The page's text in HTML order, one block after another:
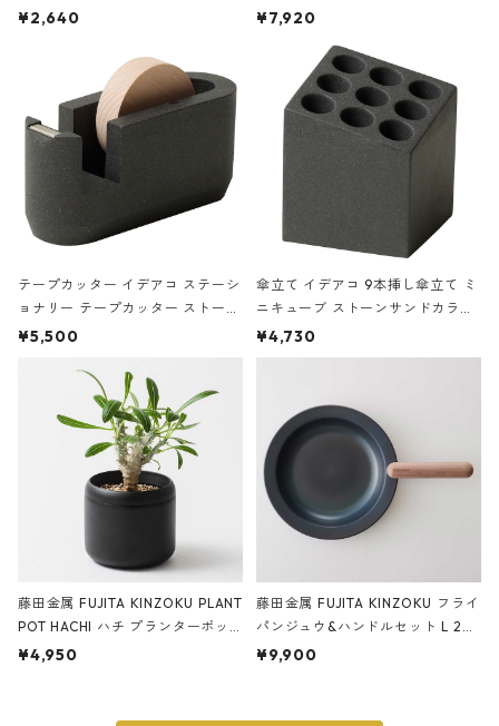
ハードカバー 罫線 ヴァン・ゴッホ
¥2,640
urniture WALL Table B5 ネイビー
¥7,920
テープカッター イデアコ ステーシ
ョナリー テープカッター ストーン
サンドカラー 石調 ideaco Station
¥5,500
傘立て イデアコ 9本挿し傘立て ミ
ニキューブ ストーンサンドカラー
石調 ideaco Umbrella Stand CUB
E ストーンサンドブラック
¥4,730
藤田金属 FUJITA KINZOKU PLANT
POT HACHI ハチ プランターポッ
ト 3号 ブラック
¥4,950
藤田金属 FUJITA KINZOKU フライ
パンジュウ&ハンドルセット L 24c
m ガス火・IH対応 鉄フライパン
¥9,900